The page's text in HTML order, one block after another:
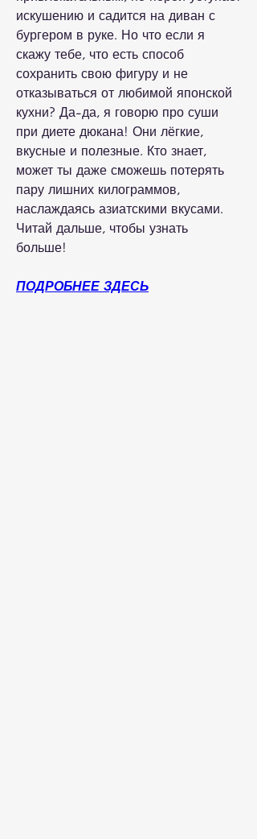
искушению и садится на диван с
бургером в руке. Но что если я
скажу тебе, что есть способ
сохранить свою фигуру и не
отказываться от любимой японской
кухни? Да-да, я говорю про суши
при диете дюкана! Они лёгкие,
вкусные и полезные. Кто знает,
может ты даже сможешь потерять
пару лишних килограммов,
наслаждаясь азиатскими вкусами.
Читай дальше, чтобы узнать
больше!
ПОДРОБНЕЕ ЗДЕСЬ